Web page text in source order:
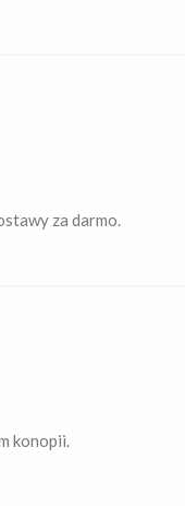
za darmo.
konopii.